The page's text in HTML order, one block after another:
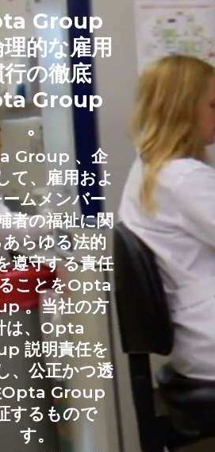
Group
的な雇用
の徹底
Group
。
Group 、企
て、雇用およ
ムメンバー
者の福祉に関
らゆる法的
遵守する責任
ことをOpta
。当社の方
は、Opta
説明責任を
、公正かつ透
Opta Group
するもので
す。